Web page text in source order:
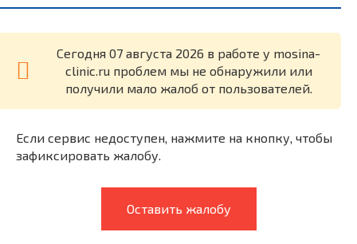
Cегодня 07 августа 2026 в работе у mosina-
clinic.ru проблем мы не обнаружили или
получили мало жалоб от пользователей.
Если сервис недоступен, нажмите на кнопку, чтобы
зафиксировать жалобу.
Оставить жалобу